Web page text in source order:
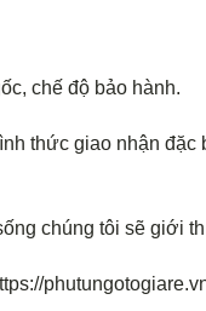
chế độ bảo hành.
thức giao nhận đặc
chúng tôi sẽ giới